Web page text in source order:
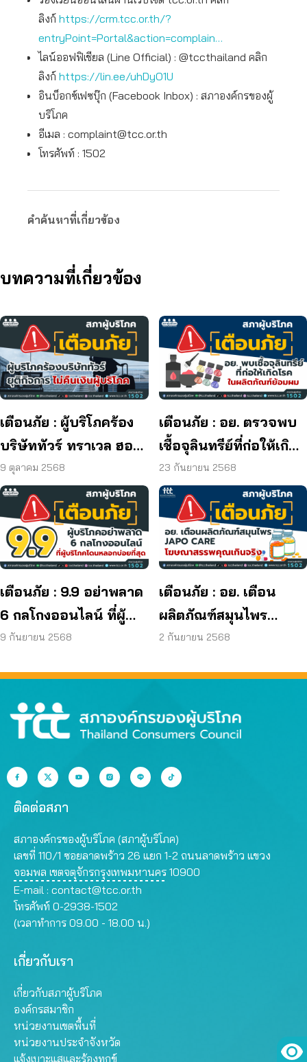
ลิงก์ https://crm.tcc.or.th/?
entryPoint=Portal&action=complain…
ไลน์ออฟฟิเชียล (Line Official) : @tccthailand คลิก
ลิงก์ https://lin.ee/uhDyO1U
อินบ็อกซ์เฟซบุ๊ก (Facebook Inbox) : สภาองค์กรของผู้
บริโภค
อีเมล : complaint@tcc.or.th
โทรศัพท์ : 1502
คำค้นหาที่เกี่ยวข้อง
บทความที่เกี่ยวข้อง
เตือนภัย : ผู้บริโภคร้อง
บริษัททัวร์ ทราเวล ฮอลิ
เดย์ ยุติกิจการ ไม่คืนเงิน
ผู้บริโภค
9 ตุลาคม 2568
เตือนภัย : อย. ตรวจพบ
เชื้อจุลินทรีย์ที่ก่อให้เกิด
โรค และพบแบคทีเรีย
ยีสต์ และรา เกิน
มาตรฐานกำหนด ใน
ผลิตภัณฑ์ย้อมผม
23 กันยายน 2568
เตือนภัย : 9.9 อย่าพลาด
6 กลโกงออนไลน์ ที่ผู้
บริโภคโดนหลอกบ่อย
9 กันยายน 2568
เตือนภัย : อย. เตือน
ผลิตภัณฑ์สมุนไพร
JAPO CARE โฆษณา
2 กันยายน 2568
ติดต่อสภา
สภาองค์กรของผู้บริโภค (สภาผู้บริโภค)
เลขที่ 110/1 ซอยลาดพร้าว 26 แยก 1-2 ถนนลาดพร้าว แขวง
จอมพล เขตจตุจักรกรุงเทพมหานคร 10900
E-mail : contact@tcc.or.th
โทรศัพท์ 0-2938-1502
(เวลาทำการ 09.00 - 18.00 น.)
เกี่ยวกับเรา
เกี่ยวกับสภาผู้บริโภค
องค์กรสมาชิก
หน่วยงานเขตพื้นที่
หน่วยงานประจำจังหวัด
แจ้งเบาะแสและร้องทุกข์